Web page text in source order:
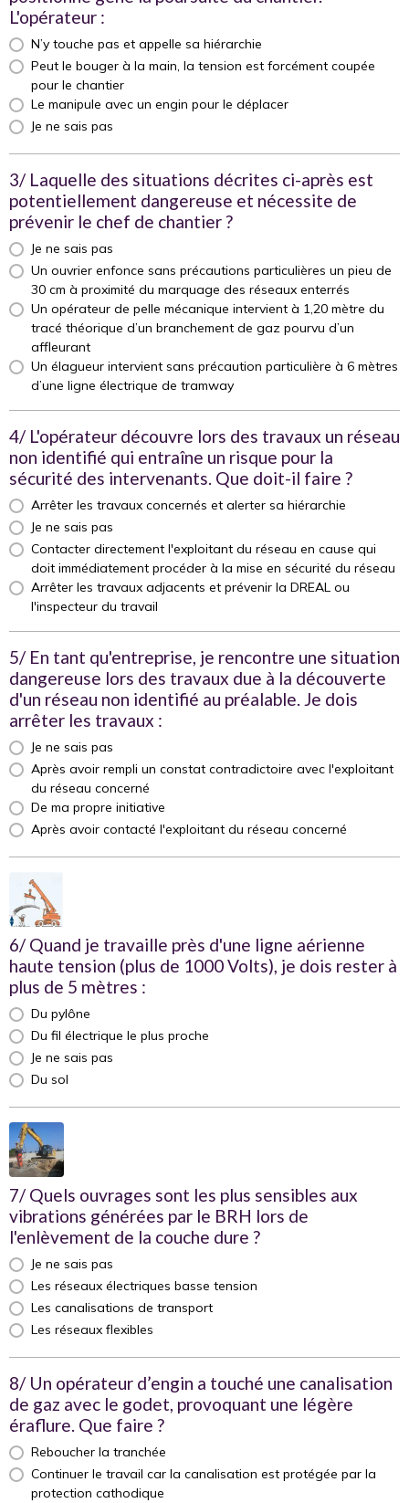
L'opérateur :
N’y touche pas et appelle sa hiérarchie
Peut le bouger à la main, la tension est forcément coupée
pour le chantier
Le manipule avec un engin pour le déplacer
Je ne sais pas
3/ Laquelle des situations décrites ci-après est
potentiellement dangereuse et nécessite de
prévenir le chef de chantier ?
Je ne sais pas
Un ouvrier enfonce sans précautions particulières un pieu de
30 cm à proximité du marquage des réseaux enterrés
Un opérateur de pelle mécanique intervient à 1,20 mètre du
tracé théorique d’un branchement de gaz pourvu d’un
affleurant
Un élagueur intervient sans précaution particulière à 6 mètres
d’une ligne électrique de tramway
4/ L'opérateur découvre lors des travaux un réseau
non identifié qui entraîne un risque pour la
sécurité des intervenants. Que doit-il faire ?
Arrêter les travaux concernés et alerter sa hiérarchie
Je ne sais pas
Contacter directement l'exploitant du réseau en cause qui
doit immédiatement procéder à la mise en sécurité du réseau
Arrêter les travaux adjacents et prévenir la DREAL ou
l'inspecteur du travail
5/ En tant qu'entreprise, je rencontre une situation
dangereuse lors des travaux due à la découverte
d'un réseau non identifié au préalable. Je dois
arrêter les travaux :
Je ne sais pas
Après avoir rempli un constat contradictoire avec l'exploitant
du réseau concerné
De ma propre initiative
Après avoir contacté l'exploitant du réseau concerné
6/ Quand je travaille près d'une ligne aérienne
haute tension (plus de 1000 Volts), je dois rester à
plus de 5 mètres :
Du pylône
Du fil électrique le plus proche
Je ne sais pas
Du sol
7/ Quels ouvrages sont les plus sensibles aux
vibrations générées par le BRH lors de
l'enlèvement de la couche dure ?
Je ne sais pas
Les réseaux électriques basse tension
Les canalisations de transport
Les réseaux flexibles
8/ Un opérateur d’engin a touché une canalisation
de gaz avec le godet, provoquant une légère
éraflure. Que faire ?
Reboucher la tranchée
Continuer le travail car la canalisation est protégée par la
protection cathodique